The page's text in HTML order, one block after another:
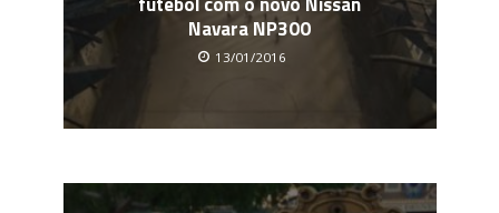
Navara NP300
13/01/2016